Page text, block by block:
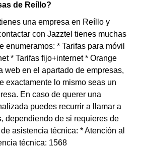
de Reíllo?
una empresa en Reíllo y
con Jazztel tienes muchas
enumeramos: * Tarifas para móvil
* Tarifas fijo+internet * Orange
web en el apartado de empresas,
exactamente lo mismo seas un
En caso de querer una
puedes recurrir a llamar a
dependiendo de si requieres de
asistencia técnica: * Atención al
técnica: 1568